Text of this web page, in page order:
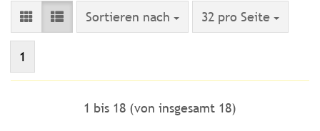
Sortieren nach
Sortieren nach 32 pro Seite
pro Seite
1
1 bis 18 (von insgesamt 18)